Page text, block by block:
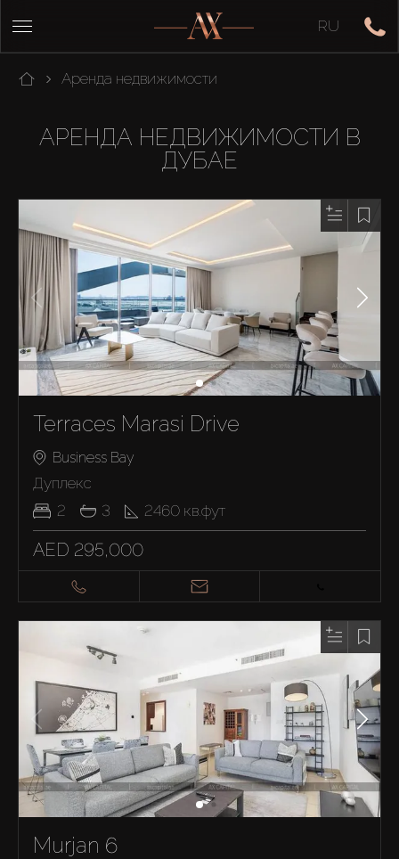
RU
Аренда недвижимости
АРЕНДА НЕДВИЖИМОСТИ В
ДУБАЕ
Terraces Marasi Drive
Business Bay
Дуплекс
2
3 2460 кв.фут
AED 295,000
Murjan 6